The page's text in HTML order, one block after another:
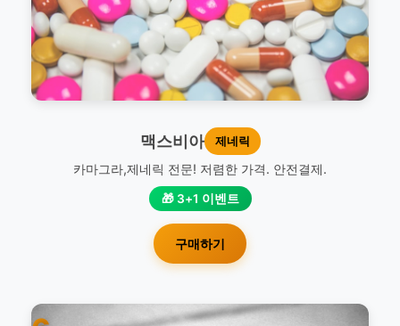
맥스비아 제네릭
카마그라,제네릭 전문! 저렴한 가격. 안전결제.
🎁 3+1 이벤트
구매하기